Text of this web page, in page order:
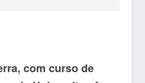
com curso de